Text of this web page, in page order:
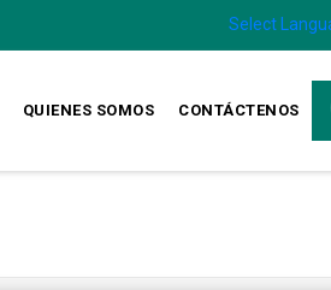
Select
QUIENES SOMOS CONTÁCTENOS